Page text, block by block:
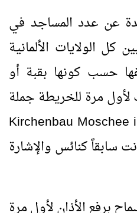
عن عدد المساجد في
كل الولايات الألمانية
حسب كونها بقبة أو
لأول مرة للخريطة جملة
Moschee
Kirchenbau
سابقاً كنائس والإشارة
برفع الأذان لأول مرة